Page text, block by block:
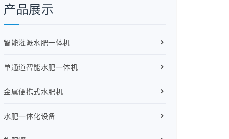
产品展示
智能灌溉水肥一体机
单通道智能水肥一体机
金属便携式水肥机
水肥一体化设备